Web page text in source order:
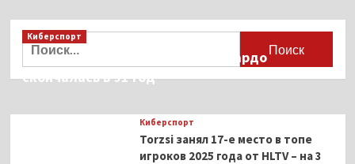
типа
на «Играх
Будущего»: «Ты
Ничего
Найти:
Киберспорт
Французская актриса Брижит Бардо
скончалась в 91 год
Киберспорт
Torzsi занял 17-е место в топе
игроков 2025 года от HLTV – на 3